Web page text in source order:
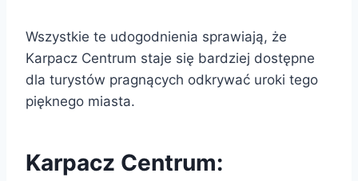
Wszystkie te udogodnienia sprawiają, że
Karpacz Centrum staje się bardziej dostępne
dla turystów pragnących odkrywać uroki tego
pięknego miasta.
Karpacz Centrum: